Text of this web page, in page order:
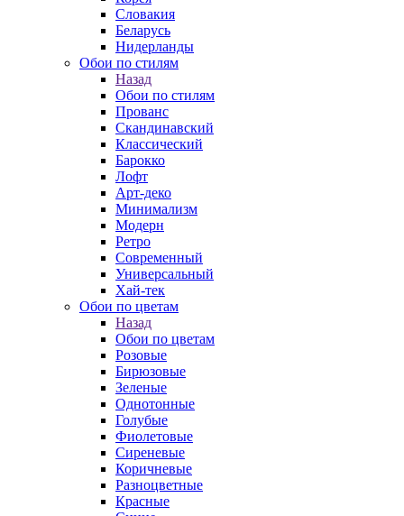
Словакия
Беларусь
Нидерланды
Обои по стилям
Назад
Обои по стилям
Прованс
Скандинавский
Классический
Барокко
Лофт
Арт-деко
Минимализм
Модерн
Ретро
Современный
Универсальный
Хай-тек
Обои по цветам
Назад
Обои по цветам
Розовые
Бирюзовые
Зеленые
Однотонные
Голубые
Фиолетовые
Сиреневые
Коричневые
Разноцветные
Красные